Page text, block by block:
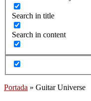
Search in title
Search in content
Portada » Guitar Universe